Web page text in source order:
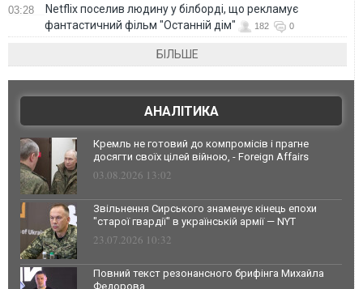
03:28
Netflix поселив людину у білборді, що рекламує
фантастичний фільм "Останній дім"
182 0
БІЛЬШЕ
АНАЛІТИКА
Кремль не готовий до компромісів і прагне
досягти своїх цілей війною, - Foreign Affairs
03.08.2026 13:02
Звільнення Сирського знаменує кінець епохи
"старої гвардії" в українській армії — NYT
23.07.2026 10:32
Повний текст резонансного брифінга Михайла
Федорова